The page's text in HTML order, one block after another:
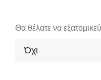
Θα θέλατε να